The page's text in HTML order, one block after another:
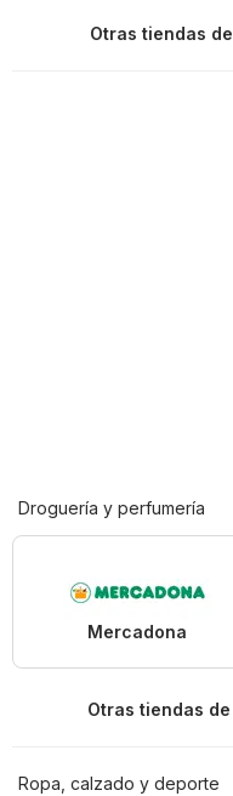
Otras tiendas
Droguería y perfumería
Mercadona
Otras tiendas
Ropa, calzado y deporte